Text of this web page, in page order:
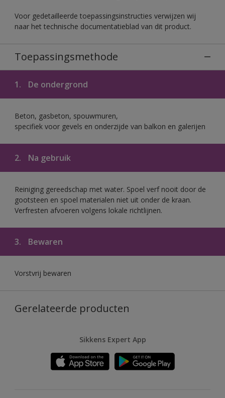
Voor gedetailleerde toepassingsinstructies verwijzen wij
naar het technische documentatieblad van dit product.
Toepassingsmethode
1. De ondergrond
Beton, gasbeton, spouwmuren,
specifiek voor gevels en onderzijde van balkon en galerijen
2. Na gebruik
Reiniging gereedschap met water. Spoel verf nooit door de
gootsteen en spoel materialen niet uit onder de kraan.
Verfresten afvoeren volgens lokale richtlijnen.
3. Bewaren
Vorstvrij bewaren
Gerelateerde producten
Sikkens Expert App